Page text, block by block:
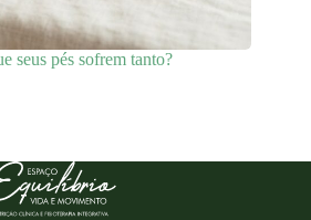
seus pés sofrem tanto?